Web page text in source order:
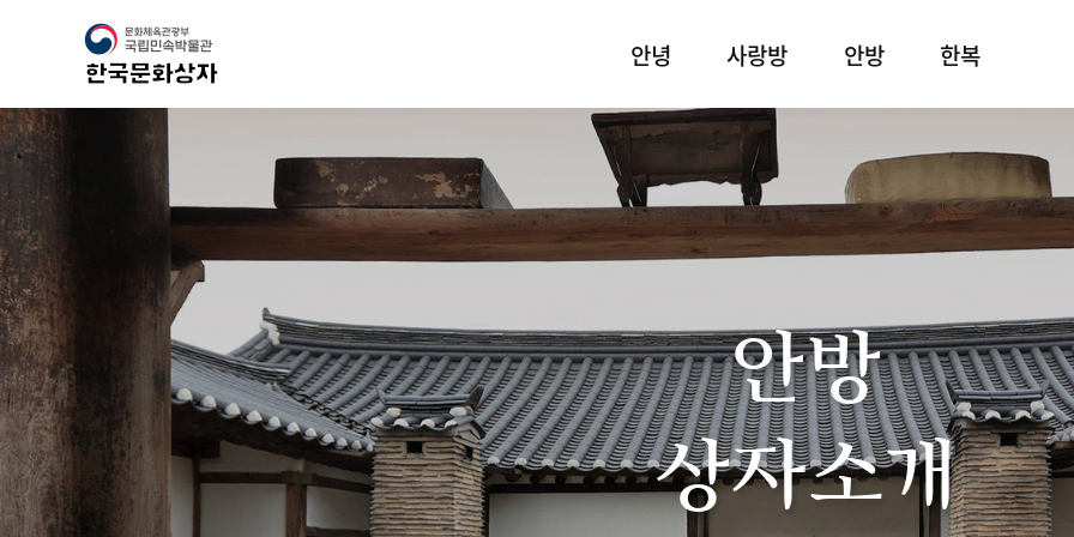
안녕 사랑방 안방 한복
안방
상자소개